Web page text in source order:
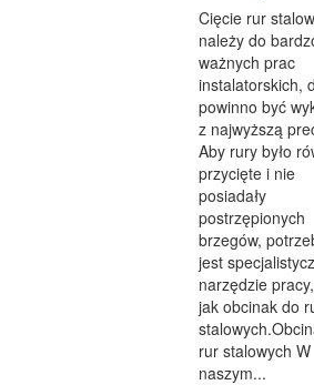
KURIER,
WYCIECZKI
HOTELE I
PODRÓŻE
ZDROWIE
DIETETYKA,
KOSMETYKI
LECZENIE
SALONY
Cięcie rur
należy do
ważnych prac
instalatorskich,
powinno być
z najwyższą
Aby rury było
przycięte i nie
posiadały
postrzępionych
brzegów,
jest
narzędzie
jak obcinak do
rur stalowych W
naszym...